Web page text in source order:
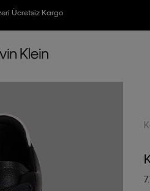
6 Taksit İmkanı